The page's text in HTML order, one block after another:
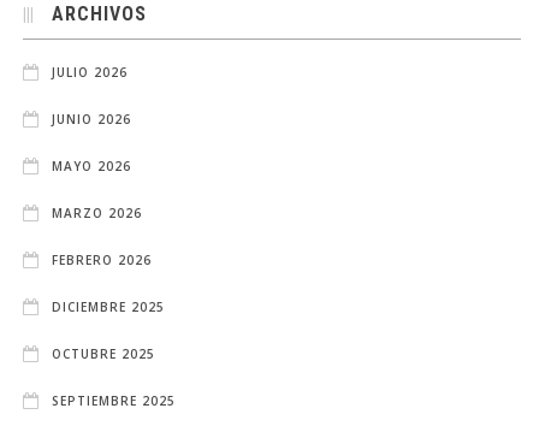
ARCHIVOS
JULIO 2026
JUNIO 2026
MAYO 2026
MARZO 2026
FEBRERO 2026
DICIEMBRE 2025
OCTUBRE 2025
SEPTIEMBRE 2025